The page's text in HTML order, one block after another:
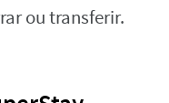
ou transferir.